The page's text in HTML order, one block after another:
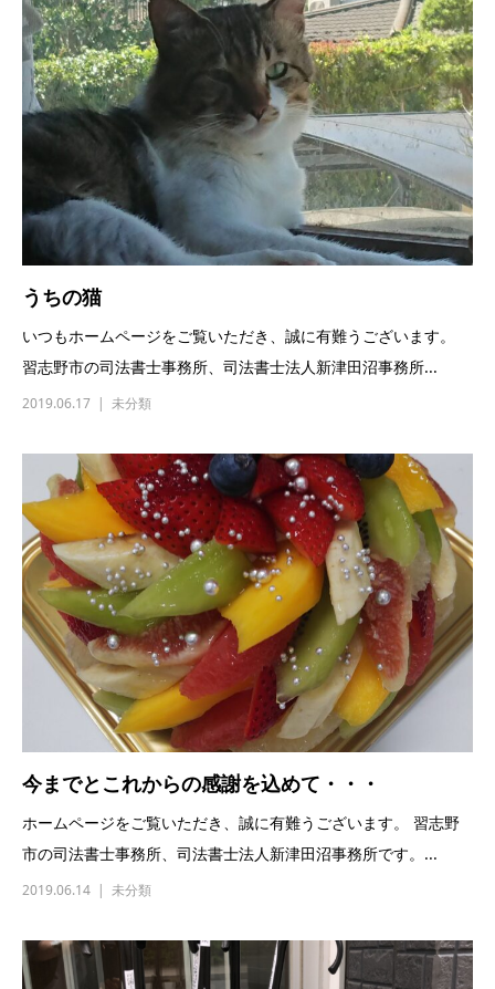
うちの猫
いつもホームページをご覧いただき、誠に有難うございます。
習志野市の司法書士事務所、司法書士法人新津田沼事務所...
2019.06.17 未分類
今までとこれからの感謝を込めて・・・
ホームページをご覧いただき、誠に有難うございます。 習志野
市の司法書士事務所、司法書士法人新津田沼事務所です。...
2019.06.14 未分類